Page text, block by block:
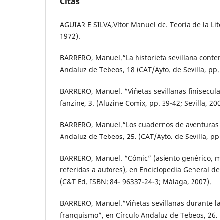
AGUIAR E SILVA,Vítor Manuel de. Teoría de la
1972).
BARRERO, Manuel.“La historieta sevillana
Andaluz de Tebeos, 18 (CAT/Ayto. de Sevilla,
BARRERO, Manuel. “Viñetas sevillanas
fanzine, 3. (Aluzine Comix, pp. 39-42; Sevilla,
BARRERO, Manuel.“Los cuadernos de
Andaluz de Tebeos, 25. (CAT/Ayto. de Sevilla,
BARRERO, Manuel. “Cómic” (asiento genérico,
referidas a autores), en Enciclopedia General
(C&T Ed. ISBN: 84- 96337-24-3; Málaga, 2007).
BARRERO, Manuel.“Viñetas sevillanas durante
franquismo”, en Círculo Andaluz de Tebeos, 26.